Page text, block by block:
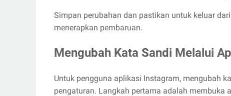
Simpan perubahan dan pastikan untuk keluar
menerapkan pembaruan.
Mengubah Kata Sandi Melalui
Untuk pengguna aplikasi Instagram, mengubah
pengaturan. Langkah pertama adalah membuka